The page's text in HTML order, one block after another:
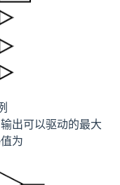
出可以驱动的最大
为